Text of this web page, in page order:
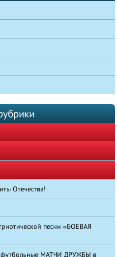
Отечества!
песни «БОЕВАЯ
МАТЧИ ДРУЖБЫ в